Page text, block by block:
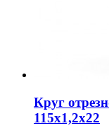
Круг
115х1,2х22